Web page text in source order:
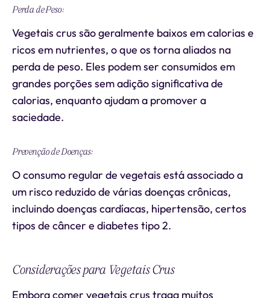
Perda de Peso:
Vegetais crus são geralmente baixos em calorias e
ricos em nutrientes, o que os torna aliados na
perda de peso. Eles podem ser consumidos em
grandes porções sem adição significativa de
calorias, enquanto ajudam a promover a
saciedade.
Prevenção de Doenças:
O consumo regular de vegetais está associado a
um risco reduzido de várias doenças crônicas,
incluindo doenças cardíacas, hipertensão, certos
tipos de câncer e diabetes tipo 2.
Considerações para Vegetais Crus
Embora comer vegetais crus traga muitos